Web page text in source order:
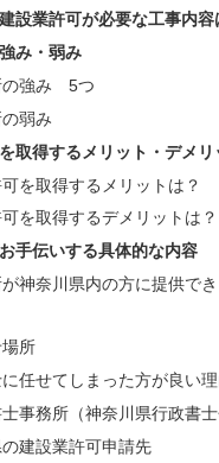
設業許可が必要な工事内容
み・弱み
の強み 5つ
弱み
取得するメリット・デメリ
を取得するメリットは？
を取得するデメリットは？
手伝いする具体的な内容
神奈川県内の方に提供で
所
任せてしまった方が良い
事務所（神奈川県行政書士
建設業許可申請先